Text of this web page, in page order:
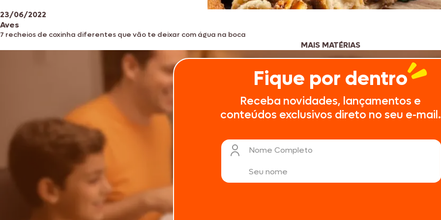
23/06/2022
Aves
7 recheios de coxinha diferentes que vão te deixar com água na boca
MAIS MATÉRIAS
Fique por dentro
Receba novidades, lançamentos e
conteúdos exclusivos direto no seu e-mail.
Nome Completo